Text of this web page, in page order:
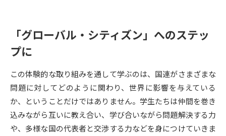
受験準備 資料検索
志望校・出願校を調べる
併願校選び 受験スケジュールを立てよう
先輩が入学を決めた理由 テレメール全国一斉進学調査
「グローバル・シティズン」へのステッ
プに
この体験的な取り組みを通して学ぶのは、国連がさまざまな
問題に対してどのように関わり、世界に影響を与えている
か、ということだけではありません。学生たちは仲間を巻き
込みながら互いに教え合い、学び合いながら問題解決する力
や、多様な国の代表者と交渉する力などを身につけていきま